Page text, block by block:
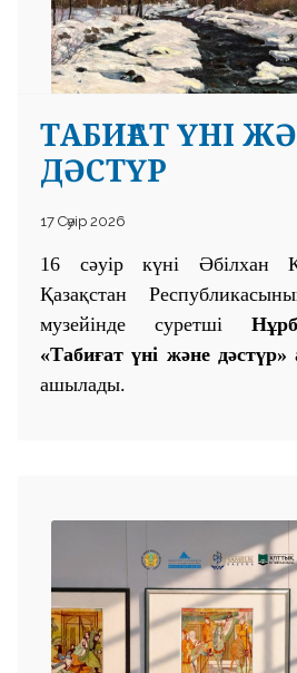
ТАБИҒАТ ҮНІ
ДӘСТҮР
17 Сәуір 2026
16 сәуір күні Әбілхан
Қазақстан
музейінде суретші
«Табиғат үні және дәстүр»
ашылады.